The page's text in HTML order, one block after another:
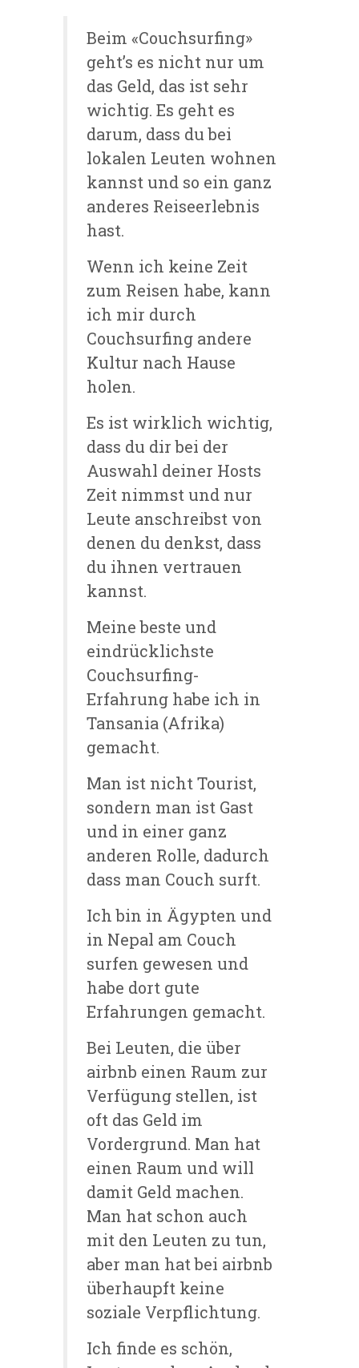
Beim «Couchsurfing»
geht’s es nicht nur um
das Geld, das ist sehr
wichtig. Es geht es
darum, dass du bei
lokalen Leuten wohnen
kannst und so ein ganz
anderes Reiseerlebnis
hast.
Wenn ich keine Zeit
zum Reisen habe, kann
ich mir durch
Couchsurfing andere
Kultur nach Hause
holen.
Es ist wirklich wichtig,
dass du dir bei der
Auswahl deiner Hosts
Zeit nimmst und nur
Leute anschreibst von
denen du denkst, dass
du ihnen vertrauen
kannst.
Meine beste und
eindrücklichste
Couchsurfing-
Erfahrung habe ich in
Tansania (Afrika)
gemacht.
Man ist nicht Tourist,
sondern man ist Gast
und in einer ganz
anderen Rolle, dadurch
dass man Couch surft.
Ich bin in Ägypten und
in Nepal am Couch
surfen gewesen und
habe dort gute
Erfahrungen gemacht.
Bei Leuten, die über
airbnb einen Raum zur
Verfügung stellen, ist
oft das Geld im
Vordergrund. Man hat
einen Raum und will
damit Geld machen.
Man hat schon auch
mit den Leuten zu tun,
aber man hat bei airbnb
überhaupft keine
soziale Verpflichtung.
Ich finde es schön,